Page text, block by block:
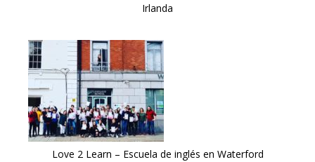
Irlanda
Love 2 Learn – Escuela de inglés en Waterford